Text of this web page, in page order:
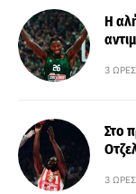
Η
3
Στο
3